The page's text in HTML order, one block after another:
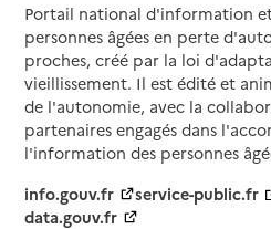
Portail national d'information
personnes âgées en perte
proches, créé par la loi
vieillissement. Il est édité et
de l'autonomie, avec la
partenaires engagés dans
l'information des personnes
info.gouv.fr
service-public.fr
data.gouv.fr